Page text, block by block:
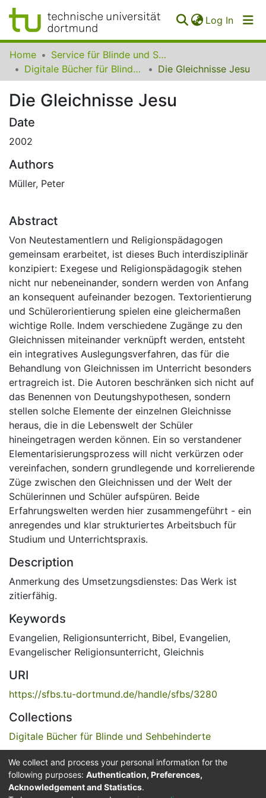
Log In
Communities
Collections
All of SfBS
FAQ
Home
Service für Blinde und Sehbehinderte der UB Dortmund
Digitale Bücher für Blinde und Sehbehinderte
Die Gleichnisse Jesu
Die Gleichnisse Jesu
Date
2002
Authors
Müller, Peter
Abstract
Von Neutestamentlern und Religionspädagogen
gemeinsam erarbeitet, ist dieses Buch interdisziplinär
konzipiert: Exegese und Religionspädagogik stehen
nicht nur nebeneinander, sondern werden von Anfang
an konsequent aufeinander bezogen. Textorientierung
und Schülerorientierung spielen eine gleichermaßen
wichtige Rolle. Indem verschiedene Zugänge zu den
Gleichnissen miteinander verknüpft werden, entsteht
ein integratives Auslegungsverfahren, das für die
Behandlung von Gleichnissen im Unterricht besonders
ertragreich ist. Die Autoren beschränken sich nicht auf
das Benennen von Deutungshypothesen, sondern
stellen solche Elemente der einzelnen Gleichnisse
heraus, die in die Lebenswelt der Schüler
hineingetragen werden können. Ein so verstandener
Elementarisierungsprozess will nicht verkürzen oder
vereinfachen, sondern grundlegende und korrelierende
Züge zwischen den Gleichnissen und der Welt der
Schülerinnen und Schüler aufspüren. Beide
Erfahrungswelten werden hier zusammengeführt - ein
anregendes und klar strukturiertes Arbeitsbuch für
Studium und Unterrichtspraxis.
Description
Anmerkung des Umsetzungsdienstes: Das Werk ist
zitierfähig.
Keywords
Evangelien, Religionsunterricht, Bibel, Evangelien,
Evangelischer Religionsunterricht, Gleichnis
URI
https://sfbs.tu-dortmund.de/handle/sfbs/3280
Collections
Digitale Bücher für Blinde und Sehbehinderte
Full item page
Service for the Blind and Visually Impaired
We collect and process your personal information for the
following purposes: Authentication, Preferences,
Acknowledgement and Statistics.